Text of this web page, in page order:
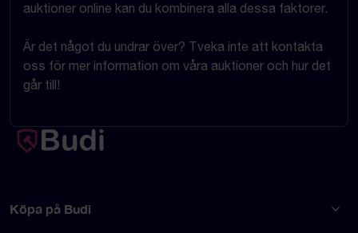
auktioner online kan du kombinera alla dessa faktorer.
Är det något du undrar över? Tveka inte att kontakta
oss för mer information om våra auktioner och hur det
går till!
Köpa på Budi